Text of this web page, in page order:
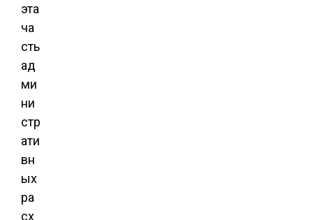
эта
ча
сть
ад
ми
ни
стр
ати
вн
ых
ра
сх